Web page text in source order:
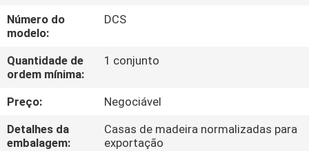
SOBRE
NÓS
EXCURSÃO
DA
FÁBRICA
Número do
modelo:
DCS
Quantidade de
ordem mínima:
1 conjunto
Preço:
Negociável
Detalhes da
embalagem:
Casas de madeira normalizadas para
exportação